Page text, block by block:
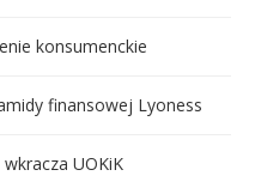
konsumenckie
finansowej Lyoness
UOKiK